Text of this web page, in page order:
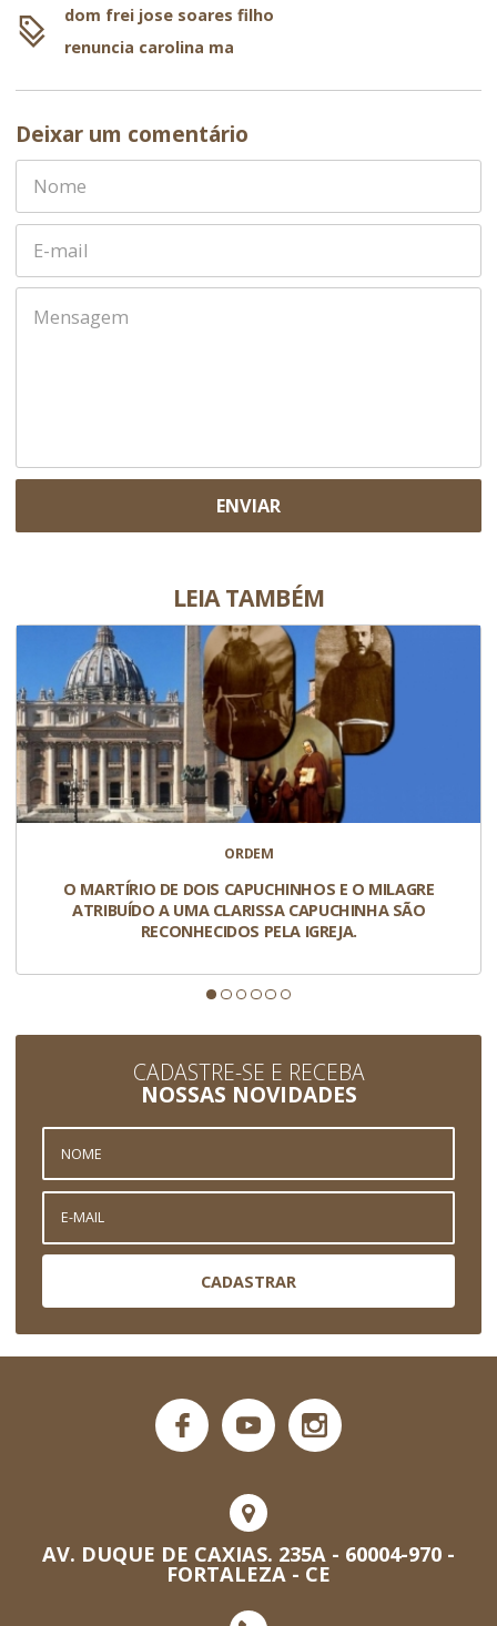
dom frei jose soares filho
renuncia carolina ma
Deixar um comentário
ENVIAR
LEIA TAMBÉM
ORDEM
O MARTÍRIO DE DOIS CAPUCHINHOS E O MILAGRE
ATRIBUÍDO A UMA CLARISSA CAPUCHINHA SÃO
RECONHECIDOS PELA IGREJA.
CADASTRE-SE E RECEBA
NOSSAS NOVIDADES
CADASTRAR
AV. DUQUE DE CAXIAS. 235A - 60004-970 -
FORTALEZA - CE